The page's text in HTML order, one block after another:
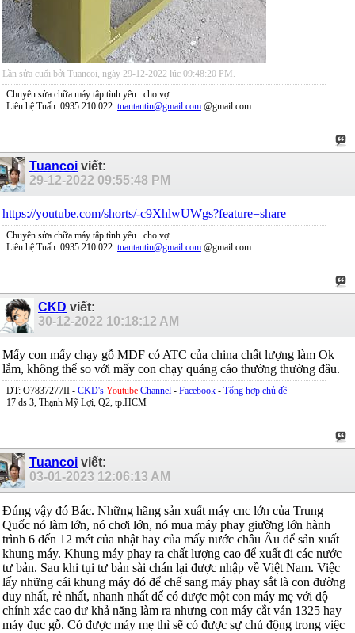
Lần sửa cuối bởi Tuancoi, ngày 29-12-2022 lúc 09:48:20 PM .
Chuyên sửa chữa máy tập tình yêu...cho vợ.
Liên hệ Tuấn. 0935.210.022. tuantantin@gmail.com @gmail.com
Tuancoi viết:
29-12-2022 09:55:48 PM
https://youtube.com/shorts/-c9XhlwUWgs?feature=share
Chuyên sửa chữa máy tập tình yêu...cho vợ.
Liên hệ Tuấn. 0935.210.022. tuantantin@gmail.com @gmail.com
CKD viết:
30-12-2022 10:18:12 AM
Mấy con mấy chạy gỗ MDF có ATC của china chất lượng làm Ok
lắm, không thể so với mấy con chạy quảng cáo thường thường đâu.
DT: O7837277II - CKD's Youtube Channel - Facebook - Tổng hợp chủ đề
17 ds 3, Thạnh Mỹ Lợi, Q2, tp.HCM
Tuancoi viết:
03-01-2023 12:06:13 AM
Đúng vậy đó Bác. Những hãng sản xuất máy cnc lớn của Trung
Quốc nó làm lớn, nó chơi lớn, nó mua máy phay giường lớn hành
trình 6 đến 12 mét của nhật hay của mấy nước châu Âu để sản xuất
khung máy. Khung máy phay ra chất lượng cao để xuất đi các nước
tư bản. Sau khi tụi tư bản sài chán lại được nhập về Việt Nam. Việc
lấy những cái khung máy đó để chế sang máy phay sắt là con đường
duy nhất, rẻ nhất, nhanh nhất để có được một con máy mẹ với độ
chính xác cao dư khả năng làm ra nhưng con máy cắt ván 1325 hay
máy đục gỗ. Có được máy mẹ thì sẽ có được sự chủ động trong việc